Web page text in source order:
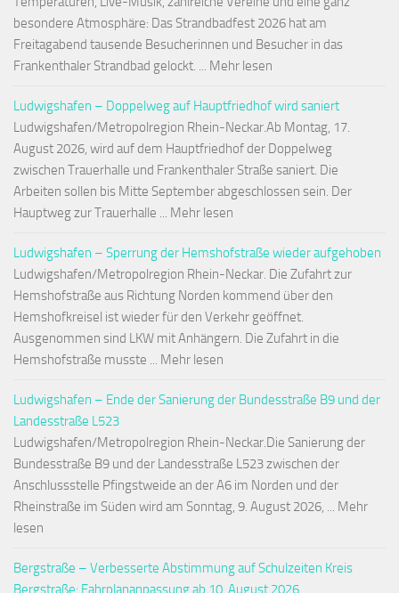
besondere Atmosphäre: Das Strandbadfest 2026 hat am
Freitagabend tausende Besucherinnen und Besucher in das
Frankenthaler Strandbad gelockt. ... Mehr lesen
Ludwigshafen – Doppelweg auf Hauptfriedhof wird saniert
Ludwigshafen/Metropolregion Rhein-Neckar.Ab Montag, 17.
August 2026, wird auf dem Hauptfriedhof der Doppelweg
zwischen Trauerhalle und Frankenthaler Straße saniert. Die
Arbeiten sollen bis Mitte September abgeschlossen sein. Der
Hauptweg zur Trauerhalle ... Mehr lesen
Ludwigshafen – Sperrung der Hemshofstraße wieder aufgehoben
Ludwigshafen/Metropolregion Rhein-Neckar. Die Zufahrt zur
Hemshofstraße aus Richtung Norden kommend über den
Hemshofkreisel ist wieder für den Verkehr geöffnet.
Ausgenommen sind LKW mit Anhängern. Die Zufahrt in die
Hemshofstraße musste ... Mehr lesen
Ludwigshafen – Ende der Sanierung der Bundesstraße B9 und der
Landesstraße L523
Ludwigshafen/Metropolregion Rhein-Neckar.Die Sanierung der
Bundesstraße B9 und der Landesstraße L523 zwischen der
Anschlussstelle Pfingstweide an der A6 im Norden und der
Rheinstraße im Süden wird am Sonntag, 9. August 2026, ... Mehr
lesen
Bergstraße – Verbesserte Abstimmung auf Schulzeiten Kreis
Bergstraße: Fahrplananpassung ab 10. August 2026